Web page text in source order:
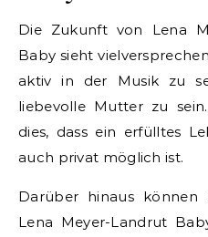
Die Zukunft von Lena
Baby sieht
aktiv in der Musik zu
liebevolle Mutter zu
dies, dass ein erfülltes
auch privat möglich ist.
Darüber hinaus können
Lena Meyer-Landrut